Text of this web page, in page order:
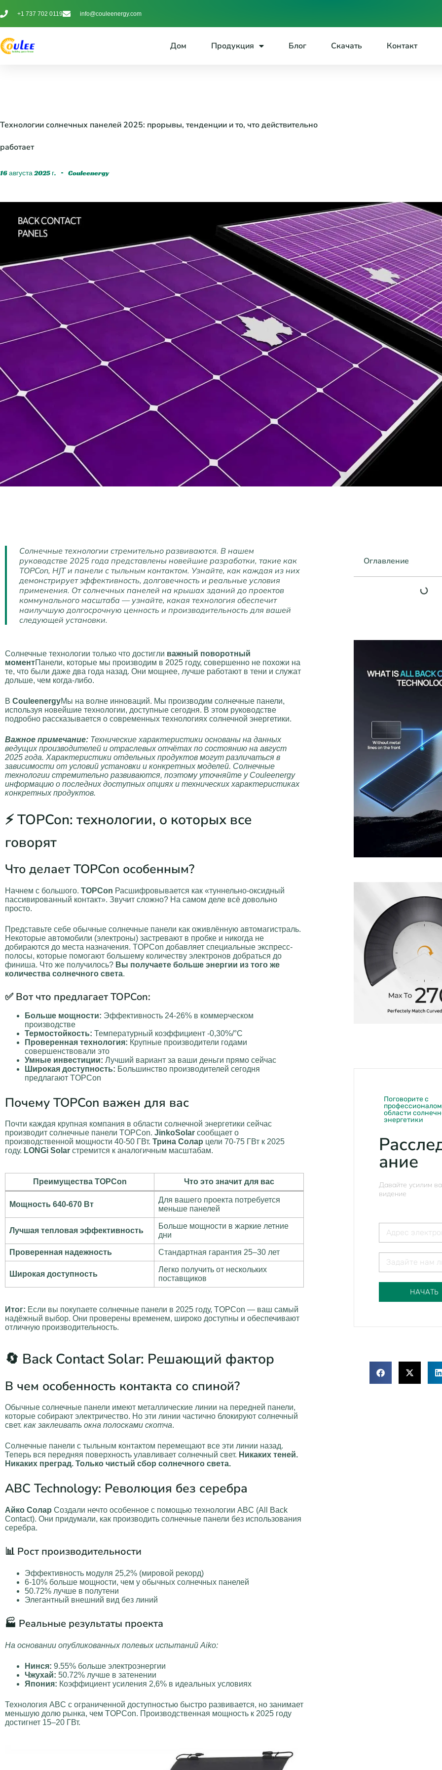
+1 737 702 0119 info@couleenergy.com
Дом Продукция Блог Скачать Контакт
Технологии солнечных панелей 2025: прорывы, тенденции и то, что действительно
работает
16 августа 2025 г. Couleenergy
Солнечные технологии стремительно развиваются. В нашем
руководстве 2025 года представлены новейшие разработки, такие как
TOPCon, HJT и панели с тыльным контактом. Узнайте, как каждая из них
демонстрирует эффективность, долговечность и реальные условия
применения. От солнечных панелей на крышах зданий до проектов
коммунального масштаба — узнайте, какая технология обеспечит
наилучшую долгосрочную ценность и производительность для вашей
следующей установки.
Солнечные технологии только что достигли важный поворотный
моментПанели, которые мы производим в 2025 году, совершенно не похожи на
те, что были даже два года назад. Они мощнее, лучше работают в тени и служат
дольше, чем когда-либо.
В CouleenergyМы на волне инноваций. Мы производим солнечные панели,
используя новейшие технологии, доступные сегодня. В этом руководстве
подробно рассказывается о современных технологиях солнечной энергетики.
Важное примечание: Технические характеристики основаны на данных
ведущих производителей и отраслевых отчётах по состоянию на август
2025 года. Характеристики отдельных продуктов могут различаться в
зависимости от условий установки и конкретных моделей. Солнечные
технологии стремительно развиваются, поэтому уточняйте у Couleenergy
информацию о последних доступных опциях и технических характеристиках
конкретных продуктов.
⚡ TOPCon: технологии, о которых все
говорят
Что делает TOPCon особенным?
Начнем с большого. TOPCon Расшифровывается как «туннельно-оксидный
пассивированный контакт». Звучит сложно? На самом деле всё довольно
просто.
Представьте себе обычные солнечные панели как оживлённую автомагистраль.
Некоторые автомобили (электроны) застревают в пробке и никогда не
добираются до места назначения. TOPCon добавляет специальные экспресс-
полосы, которые помогают большему количеству электронов добраться до
финиша. Что же получилось? Вы получаете больше энергии из того же
количества солнечного света.
✅ Вот что предлагает TOPCon:
Больше мощности: Эффективность 24-26% в коммерческом
производстве
Термостойкость: Температурный коэффициент -0,30%/°C
Проверенная технология: Крупные производители годами
совершенствовали это
Умные инвестиции: Лучший вариант за ваши деньги прямо сейчас
Широкая доступность: Большинство производителей сегодня
предлагают TOPCon
Почему TOPCon важен для вас
Почти каждая крупная компания в области солнечной энергетики сейчас
производит солнечные панели TOPCon. JinkoSolar сообщает о
производственной мощности 40-50 ГВт. Трина Солар цели 70-75 ГВт к 2025
году. LONGi Solar стремится к аналогичным масштабам.
Преимущества TOPCon Что это значит для вас
Мощность 640-670 Вт
Для вашего проекта потребуется
меньше панелей
Лучшая тепловая эффективность
Больше мощности в жаркие летние
дни
Проверенная надежность Стандартная гарантия 25–30 лет
Широкая доступность
Легко получить от нескольких
поставщиков
Итог: Если вы покупаете солнечные панели в 2025 году, TOPCon — ваш самый
надёжный выбор. Они проверены временем, широко доступны и обеспечивают
отличную производительность.
🔄 Back Contact Solar: Решающий фактор
В чем особенность контакта со спиной?
Обычные солнечные панели имеют металлические линии на передней панели,
которые собирают электричество. Но эти линии частично блокируют солнечный
свет. как заклеивать окна полосками скотча.
Солнечные панели с тыльным контактом перемещают все эти линии назад.
Теперь вся передняя поверхность улавливает солнечный свет. Никаких теней.
Никаких преград. Только чистый сбор солнечного света.
ABC Technology: Революция без серебра
Айко Солар Создали нечто особенное с помощью технологии ABC (All Back
Contact). Они придумали, как производить солнечные панели без использования
серебра.
📊 Рост производительности
Эффективность модуля 25,2% (мировой рекорд)
6-10% больше мощности, чем у обычных солнечных панелей
50.72% лучше в полутени
Элегантный внешний вид без линий
🏭 Реальные результаты проекта
На основании опубликованных полевых испытаний Aiko:
Нинся: 9.55% больше электроэнергии
Чжухай: 50.72% лучше в затенении
Япония: Коэффициент усиления 2,6% в идеальных условиях
Технология ABC с ограниченной доступностью быстро развивается, но занимает
меньшую долю рынка, чем TOPCon. Производственная мощность к 2025 году
достигнет 15–20 ГВт.
Оглавление
Поговорите с
области
энергетики
ание
Давайте усилим
видение
НАЧАТЬ